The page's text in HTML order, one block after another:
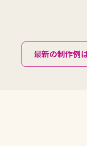
最新の制作例